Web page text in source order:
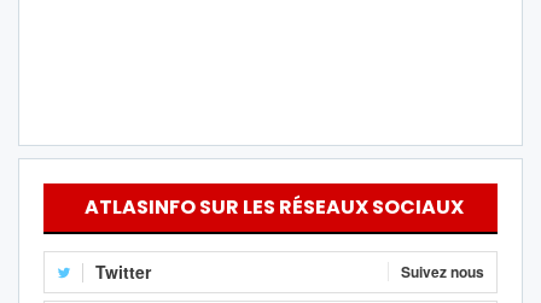
ATLASINFO SUR LES RÉSEAUX SOCIAUX
Twitter Suivez nous